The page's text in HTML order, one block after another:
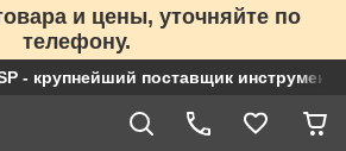
и цены, уточняйте по
телефону.
- крупнейший поставщик